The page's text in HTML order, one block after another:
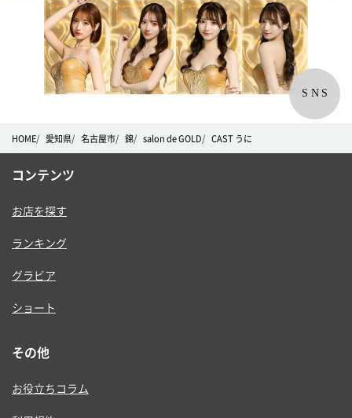
SNS
HOME 愛知県 名古屋市 錦 salon de GOLD CAST うに
コンテンツ
お店を探す
ランキング
グラビア
ショート
その他
お役立ちコラム